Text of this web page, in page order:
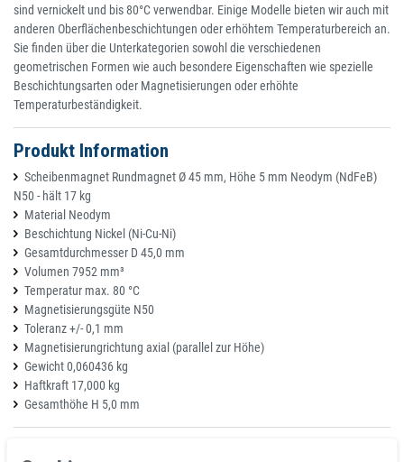
sind vernickelt und bis 80°C verwendbar. Einige Modelle bieten wir auch mit
anderen Oberflächenbeschichtungen oder erhöhtem Temperaturbereich an.
Sie finden über die Unterkategorien sowohl die verschiedenen
geometrischen Formen wie auch besondere Eigenschaften wie spezielle
Beschichtungsarten oder Magnetisierungen oder erhöhte
Temperaturbeständigkeit.
Produkt Information
Scheibenmagnet Rundmagnet Ø 45 mm, Höhe 5 mm Neodym (NdFeB)
N50 - hält 17 kg
Material Neodym
Beschichtung Nickel (Ni-Cu-Ni)
Gesamtdurchmesser D 45,0 mm
Volumen 7952 mm³
Temperatur max. 80 °C
Magnetisierungsgüte N50
Toleranz +/- 0,1 mm
Magnetisierungrichtung axial (parallel zur Höhe)
Gewicht 0,060436 kg
Haftkraft 17,000 kg
Gesamthöhe H 5,0 mm